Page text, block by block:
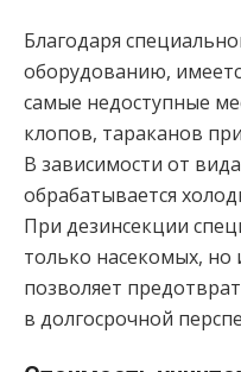
Благодаря
оборудованию,
самые недоступные
клопов, тараканов
В зависимости от
обрабатывается
При дезинсекции
только насекомых, но
позволяет
в долгосрочной